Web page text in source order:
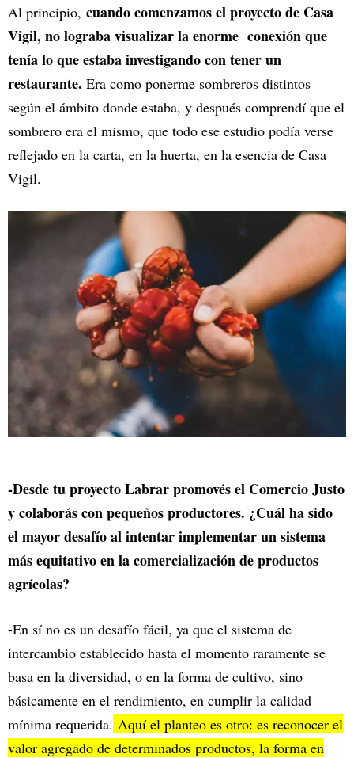
Al principio, cuando comenzamos el proyecto de Casa
Vigil, no lograba visualizar la enorme conexión que
tenía lo que estaba investigando con tener un
restaurante. Era como ponerme sombreros distintos
según el ámbito donde estaba, y después comprendí que el
sombrero era el mismo, que todo ese estudio podía verse
reflejado en la carta, en la huerta, en la esencia de Casa
Vigil.
-Desde tu proyecto Labrar promovés el Comercio Justo
y colaborás con pequeños productores. ¿Cuál ha sido
el mayor desafío al intentar implementar un sistema
más equitativo en la comercialización de productos
agrícolas?
-En sí no es un desafío fácil, ya que el sistema de
intercambio establecido hasta el momento raramente se
basa en la diversidad, o en la forma de cultivo, sino
básicamente en el rendimiento, en cumplir la calidad
mínima requerida. Aquí el planteo es otro: es reconocer el
valor agregado de determinados productos, la forma en